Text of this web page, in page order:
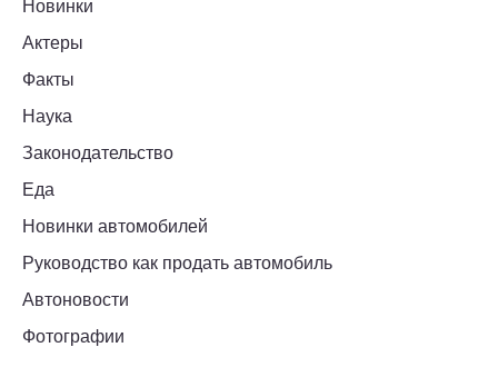
Новинки
Актеры
Факты
Наука
Законодательство
Еда
Новинки автомобилей
Руководство как продать автомобиль
Автоновости
Фотографии